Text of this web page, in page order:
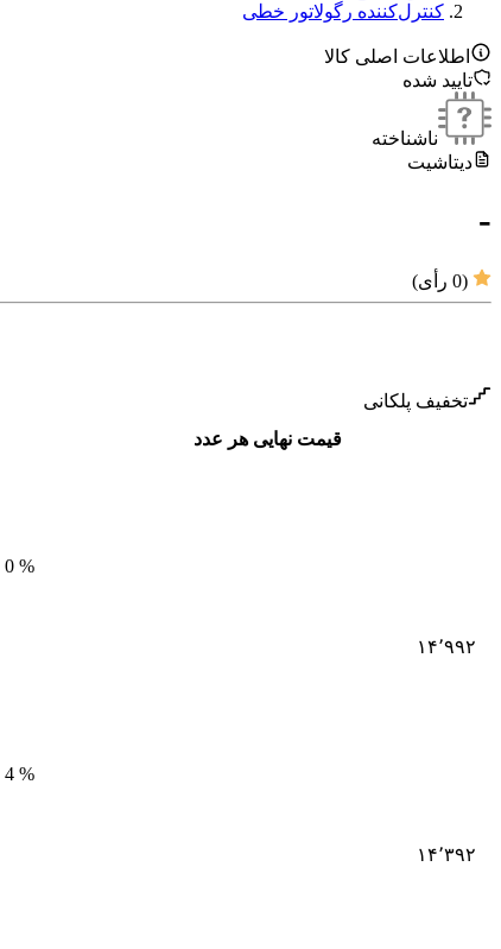
کنترل‌کننده رگولاتور خطی
اطلاعات اصلی کالا
تایید شده
ناشناخته
دیتاشیت
-
(
0 رأی)
تخفیف پلکانی
قیمت نهایی هر عدد
۱۴٬۹۹۲
%
0
۱۴٬۳۹۲
%
4